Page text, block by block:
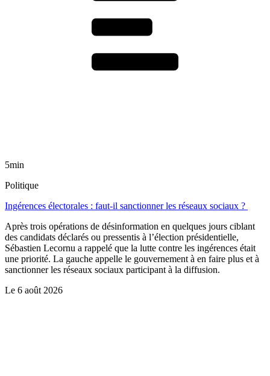
5min
Politique
Ingérences électorales : faut-il sanctionner les réseaux sociaux ?
Après trois opérations de désinformation en quelques jours ciblant
des candidats déclarés ou pressentis à l’élection présidentielle,
Sébastien Lecornu a rappelé que la lutte contre les ingérences était
une priorité. La gauche appelle le gouvernement à en faire plus et à
sanctionner les réseaux sociaux participant à la diffusion.
Le 6 août 2026